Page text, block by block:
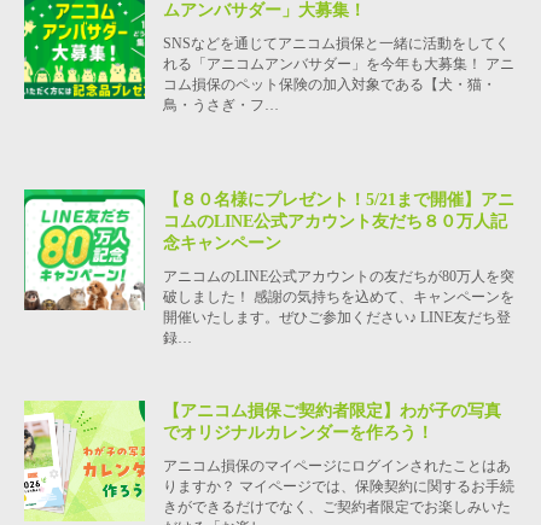
ムアンバサダー」大募集！
SNSなどを通じてアニコム損保と一緒に活動をしてく
れる「アニコムアンバサダー」を今年も大募集！ アニ
コム損保のペット保険の加入対象である【犬・猫・
鳥・うさぎ・フ…
【８０名様にプレゼント！5/21まで開催】アニ
コムのLINE公式アカウント友だち８０万人記
念キャンペーン
アニコムのLINE公式アカウントの友だちが80万人を突
破しました！ 感謝の気持ちを込めて、キャンペーンを
開催いたします。ぜひご参加ください♪ LINE友だち登
録…
【アニコム損保ご契約者限定】わが子の写真
でオリジナルカレンダーを作ろう！
アニコム損保のマイページにログインされたことはあ
りますか？ マイページでは、保険契約に関するお手続
きができるだけでなく、ご契約者限定でお楽しみいた